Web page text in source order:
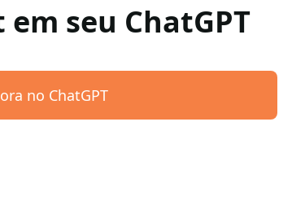
seu ChatGPT
no ChatGPT